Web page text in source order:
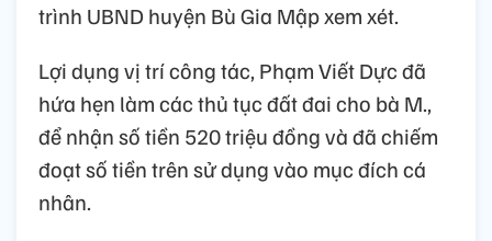
trình UBND huyện Bù Gia Mập xem xét.
Lợi dụng vị trí công tác, Phạm Viết Dực đã
hứa hẹn làm các thủ tục đất đai cho bà M.,
để nhận số tiền 520 triệu đồng và đã chiếm
đoạt số tiền trên sử dụng vào mục đích cá
nhân.